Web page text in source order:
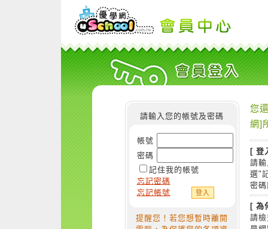
請輸入您的帳號及密碼
帳號
密碼
記住我的帳號
忘記密碼
忘記帳號
提醒您！若您想暫時離開
您
網]
[ 登
請
選"
密
[ 為
請